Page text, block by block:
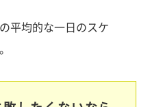
平均的な一日のスケ